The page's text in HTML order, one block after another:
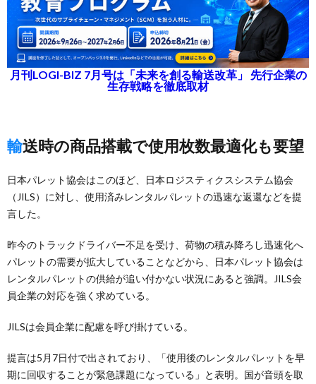
月刊LOGI-BIZ 7月号は「未来を創る輸送改革」 先行企業の
生存戦略を徹底取材
輸送時の商品搭載で使用枚数最適化も要望
日本パレット協会はこのほど、日本ロジスティクスシステム協会
（JILS）に対し、使用済みレンタルパレットの迅速な返還などを提
言した。
昨今のトラックドライバー不足を受け、荷物の積み降ろし迅速化へ
パレットの需要が拡大していることなどから、日本パレット協会は
レンタルパレットの供給が追い付かない状況にあると強調。JILS会
員企業の対応を強く求めている。
JILSは会員企業に配慮を呼び掛けている。
提言は5月7日付で出されており、「使用後のレンタルパレットを早
期に回収することが緊急課題になっている」と表明。国が音頭を取